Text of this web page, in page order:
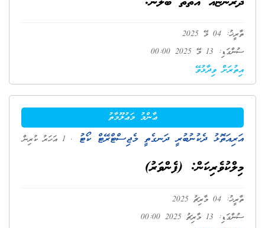
ތާރީޚު: 04 މޭ 2025
ސުންގަޑި: 13 މޭ 2025 00:00
އިތުރަށް ވިދާޅުވޭ
ޢާންމު މަޢުލޫމާތު
އަރިއަތޮޅު ދެކުނުބުރީ ދަނގެތީ މެޖިސްޓްރޭޓް ކޯޓު . 1 އަހަރު ކުރިން
މިލްކުވެރިކަން: (ފެންވަރު)
ތާރީޚު: 04 މާރިޗު 2025
ސުންގަޑި: 13 މާރިޗު 2025 00:00